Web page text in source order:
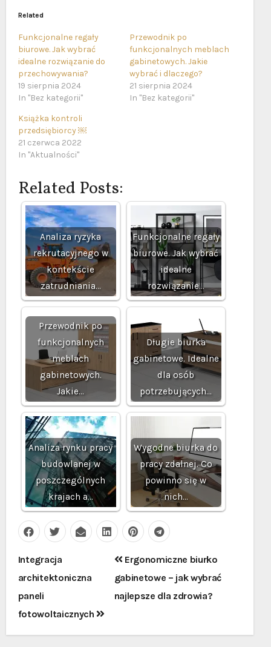
Related
Funkcjonalne regały
biurowe. Jak wybrać
idealne rozwiązanie do
przechowywania?
19 sierpnia 2024
In "Bez kategorii"
Przewodnik po
funkcjonalnych meblach
gabinetowych. Jakie
wybrać i dlaczego?
21 sierpnia 2024
In "Bez kategorii"
Książka kontroli
przedsiębiorcy ￼
21 czerwca 2022
In "Aktualności"
Related Posts:
Analiza ryzyka
rekrutacyjnego w
kontekście
zatrudniania…
Funkcjonalne regały
biurowe. Jak wybrać
idealne
rozwiązanie…
Przewodnik po
funkcjonalnych
meblach
gabinetowych.
Jakie…
Długie biurka
gabinetowe. Idealne
dla osób
potrzebujących…
Analiza rynku pracy
budowlanej w
poszczególnych
krajach a…
Wygodne biurka do
pracy zdalnej. Co
powinno się w
nich…
Nawigacja
wpisu
Integracja
architektoniczna
paneli
fotowoltaicznych
Ergonomiczne biurko
gabinetowe – jak wybrać
najlepsze dla zdrowia?